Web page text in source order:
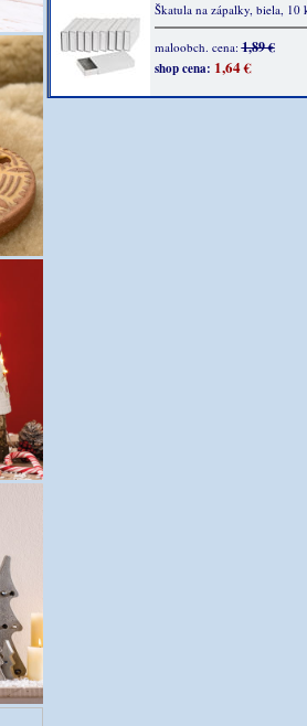
Škatula na zápalky, biela, 10
maloobch. cena:1,89 €
shop cena: 1,64 €